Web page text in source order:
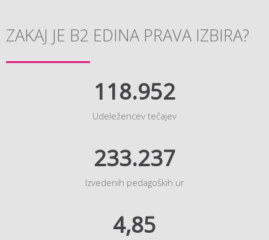
ZAKAJ JE B2 EDINA PRAVA IZBIRA?
118.952
Udeležencev tečajev
233.237
Izvedenih pedagoških ur
4,85